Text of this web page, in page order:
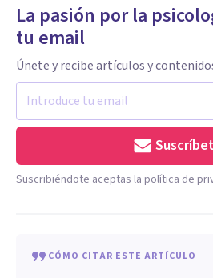
La pasión por la
tu email
Únete y recibe artículos y
Suscribiéndote aceptas la política de
CÓMO CITAR ESTE ARTÍCULO